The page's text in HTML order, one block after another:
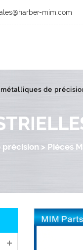
mim.com
métalliques de
précision > Pièces